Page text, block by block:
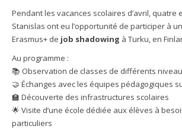
Pendant les vacances scolaires d’avril, quatre
Stanislas ont eu l’opportunité de participer à
Erasmus+ de job shadowing à Turku, en
Au programme :
📚 Observation de classes de différents
🤝 Échanges avec les équipes pédagogiques
🏫 Découverte des infrastructures scolaires
🌟 Visite d’une école dédiée aux élèves à
particuliers